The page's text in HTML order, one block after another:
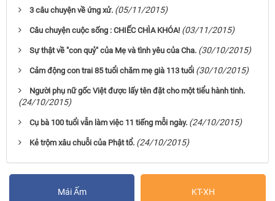
3 câu chuyện về ứng xử. (05/11/2015)
Câu chuyện cuộc sống : CHIẾC CHÌA KHÓA! (03/11/2015)
Sự thật về "con quỷ" của Mẹ và tình yêu của Cha. (30/10/2015)
Cảm động con trai 85 tuổi chăm mẹ già 113 tuổi (30/10/2015)
Người phụ nữ gốc Việt được lấy tên đặt cho một tiểu hành tinh.
(24/10/2015)
Cụ bà 100 tuổi vẫn làm việc 11 tiếng mỗi ngày. (24/10/2015)
Kẻ trộm xâu chuỗi của Phật tổ. (24/10/2015)
Mái Ấm KT-XH